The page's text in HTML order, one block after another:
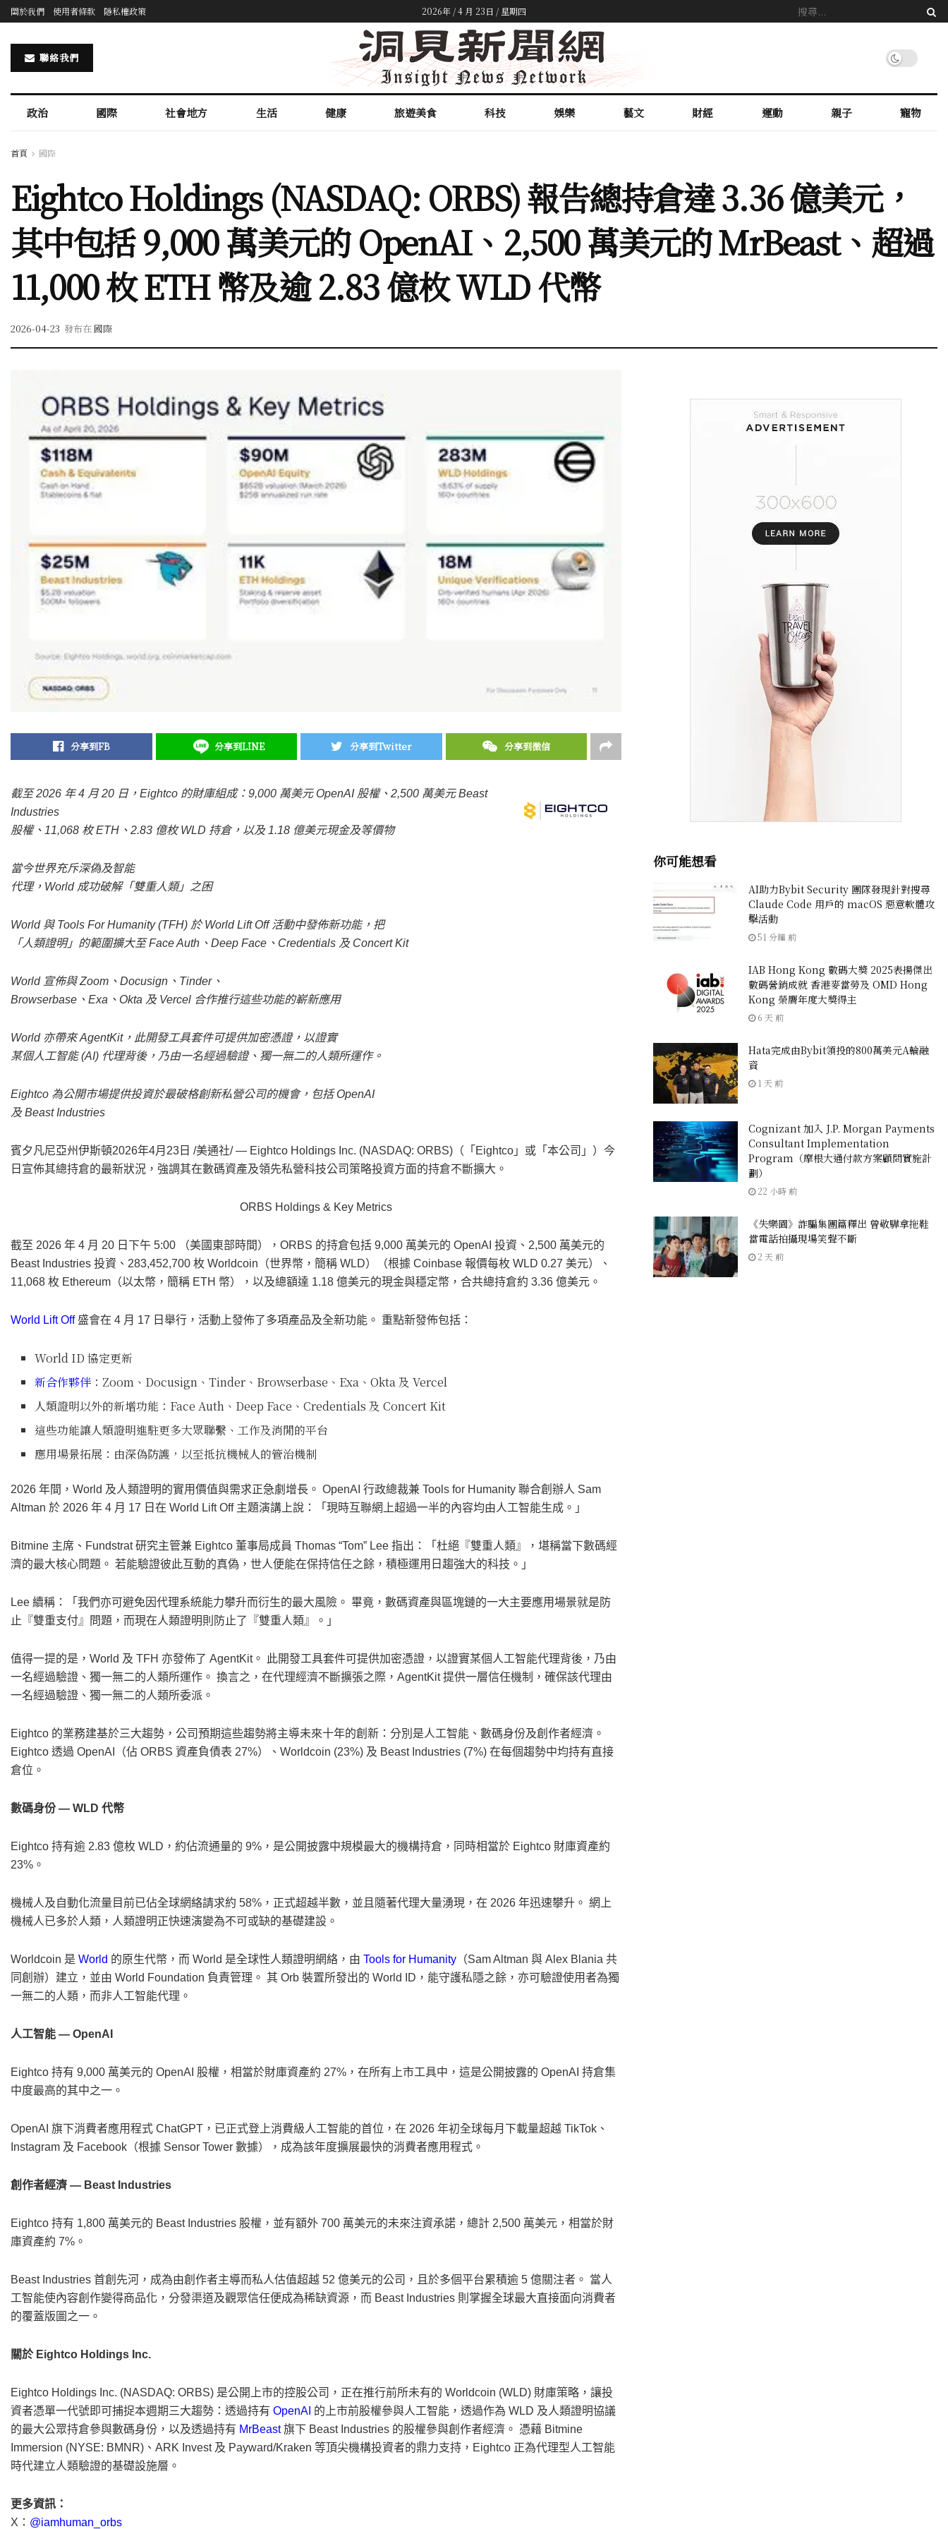
關於我們 使用者條款 隱私權政策 2026年 / 4 月 23日 / 星期四
聯絡我們
政治 國際 社會地方 生活 健康 旅遊美食 科技 娛樂 藝文 財經 運動 親子 寵物
首頁 國際
Eightco Holdings (NASDAQ: ORBS) 報告總持倉達 3.36 億美元，
其中包括 9,000 萬美元的 OpenAI、2,500 萬美元的 MrBeast、超過
11,000 枚 ETH 幣及逾 2.83 億枚 WLD 代幣
2026-04-23 發布在 國際
分享到FB 分享到LINE 分享到Twitter 分享到微信
截至 2026 年 4 月 20 日，Eightco 的財庫組成：9,000 萬美元 OpenAI 股權、2,500 萬美元 Beast
Industries
股權、11,068 枚 ETH、2.83 億枚 WLD 持倉，以及 1.18 億美元現金及等價物
當今世界充斥深偽及智能
代理，World 成功破解「雙重人類」之困
World 與 Tools For Humanity (TFH) 於 World Lift Off 活動中發佈新功能，把
「人類證明」的範圍擴大至 Face Auth、Deep Face、Credentials 及 Concert Kit
World 宣佈與 Zoom、Docusign、Tinder、
Browserbase、Exa、Okta 及 Vercel 合作推行這些功能的嶄新應用
World 亦帶來 AgentKit，此開發工具套件可提供加密憑證，以證實
某個人工智能 (AI) 代理背後，乃由一名經過驗證、獨一無二的人類所運作。
Eightco 為公開市場提供投資於最破格創新私營公司的機會，包括 OpenAI
及 Beast Industries
賓夕凡尼亞州伊斯頓2026年4月23日 /美通社/ — Eightco Holdings Inc. (NASDAQ: ORBS)（「Eightco」或「本公司」）今
日宣佈其總持倉的最新狀況，強調其在數碼資產及領先私營科技公司策略投資方面的持倉不斷擴大。
ORBS Holdings & Key Metrics
截至 2026 年 4 月 20 日下午 5:00 （美國東部時間），ORBS 的持倉包括 9,000 萬美元的 OpenAI 投資、2,500 萬美元的
Beast Industries 投資、283,452,700 枚 Worldcoin（世界幣，簡稱 WLD）（根據 Coinbase 報價每枚 WLD 0.27 美元）、
11,068 枚 Ethereum（以太幣，簡稱 ETH 幣），以及總額達 1.18 億美元的現金與穩定幣，合共總持倉約 3.36 億美元。
World Lift Off盛會在 4 月 17 日舉行，活動上發佈了多項產品及全新功能。 重點新發佈包括：
World ID 協定更新
新合作夥伴 ：Zoom、Docusign、Tinder、Browserbase、Exa、Okta 及 Vercel
人類證明以外的新增功能：Face Auth、Deep Face、Credentials 及 Concert Kit
這些功能讓人類證明進駐更多大眾聯繫、工作及消閒的平台
應用場景拓展：由深偽防護，以至抵抗機械人的管治機制
2026 年間，World 及人類證明的實用價值與需求正急劇增長。 OpenAI 行政總裁兼 Tools for Humanity 聯合創辦人 Sam
Altman 於 2026 年 4 月 17 日在 World Lift Off 主題演講上說：「現時互聯網上超過一半的內容均由人工智能生成。」
Bitmine 主席、Fundstrat 研究主管兼 Eightco 董事局成員 Thomas “Tom” Lee 指出：「杜絕『雙重人類』，堪稱當下數碼經
濟的最大核心問題。 若能驗證彼此互動的真偽，世人便能在保持信任之餘，積極運用日趨強大的科技。」
Lee 續稱：「我們亦可避免因代理系統能力攀升而衍生的最大風險。 畢竟，數碼資產與區塊鏈的一大主要應用場景就是防
止『雙重支付』問題，而現在人類證明則防止了『雙重人類』。」
值得一提的是，World 及 TFH 亦發佈了 AgentKit。 此開發工具套件可提供加密憑證，以證實某個人工智能代理背後，乃由
一名經過驗證、獨一無二的人類所運作。 換言之，在代理經濟不斷擴張之際，AgentKit 提供一層信任機制，確保該代理由
一名經過驗證、獨一無二的人類所委派。
Eightco 的業務建基於三大趨勢，公司預期這些趨勢將主導未來十年的創新：分別是人工智能、數碼身份及創作者經濟。
Eightco 透過 OpenAI（佔 ORBS 資產負債表 27%）、Worldcoin (23%) 及 Beast Industries (7%) 在每個趨勢中均持有直接
倉位。
數碼身份 — WLD 代幣
Eightco 持有逾 2.83 億枚 WLD，約佔流通量的 9%，是公開披露中規模最大的機構持倉，同時相當於 Eightco 財庫資產約
23%。
機械人及自動化流量目前已佔全球網絡請求約 58%，正式超越半數，並且隨著代理大量湧現，在 2026 年迅速攀升。 網上
機械人已多於人類，人類證明正快速演變為不可或缺的基礎建設。
Worldcoin 是 World 的原生代幣，而 World 是全球性人類證明網絡，由 Tools for Humanity （Sam Altman 與 Alex Blania 共
同創辦）建立，並由 World Foundation 負責管理。 其 Orb 裝置所發出的 World ID，能守護私隱之餘，亦可驗證使用者為獨
一無二的人類，而非人工智能代理。
人工智能 — OpenAI
Eightco 持有 9,000 萬美元的 OpenAI 股權，相當於財庫資產約 27%，在所有上市工具中，這是公開披露的 OpenAI 持倉集
中度最高的其中之一。
OpenAI 旗下消費者應用程式 ChatGPT，已正式登上消費級人工智能的首位，在 2026 年初全球每月下載量超越 TikTok、
Instagram 及 Facebook（根據 Sensor Tower 數據），成為該年度擴展最快的消費者應用程式。
創作者經濟 — Beast Industries
Eightco 持有 1,800 萬美元的 Beast Industries 股權，並有額外 700 萬美元的未來注資承諾，總計 2,500 萬美元，相當於財
庫資產約 7%。
Beast Industries 首創先河，成為由創作者主導而私人估值超越 52 億美元的公司，且於多個平台累積逾 5 億關注者。 當人
工智能使內容創作變得商品化，分發渠道及觀眾信任便成為稀缺資源，而 Beast Industries 則掌握全球最大直接面向消費者
的覆蓋版圖之一。
關於 Eightco Holdings Inc.
Eightco Holdings Inc. (NASDAQ: ORBS) 是公開上市的控股公司，正在推行前所未有的 Worldcoin (WLD) 財庫策略，讓投
資者憑單一代號即可捕捉本週期三大趨勢：透過持有 OpenAI 的上市前股權參與人工智能，透過作為 WLD 及人類證明協議
的最大公眾持倉參與數碼身份，以及透過持有 MrBeast旗下 Beast Industries 的股權參與創作者經濟。 憑藉 Bitmine
Immersion (NYSE: BMNR)、ARK Invest 及 Payward/Kraken 等頂尖機構投資者的鼎力支持，Eightco 正為代理型人工智能
時代建立人類驗證的基礎設施層。
更多資訊：
X： @iamhuman_orbs
你可能想看
AI助力Bybit Security 團隊發現針對搜尋
Claude Code 用戶的 macOS 惡意軟體攻
擊活動
51 分鐘 前
IAB Hong Kong 數碼大獎 2025表揚傑出
數碼營銷成就 香港麥當勞及 OMD Hong
Kong 榮膺年度大獎得主
6 天 前
Hata完成由Bybit領投的800萬美元A輪融
資
1 天 前
Cognizant 加入 J.P. Morgan Payments
Consultant Implementation
Program（摩根大通付款方案顧問實施計
劃）
22 小時 前
《失樂園》詐騙集團篇釋出 曾敬驊拿拖鞋
當電話拍攝現場笑聲不斷
2 天 前